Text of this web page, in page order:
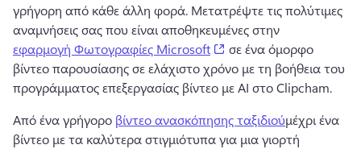
γρήγορη από κάθε άλλη φορά. Μετατρέψτε τις πολύτιμες
αναμνήσεις σας που είναι αποθηκευμένες στην
εφαρμογή Φωτογραφίες Microsoft
(opens in a new tab)
σε ένα όμορφο
βίντεο παρουσίασης σε ελάχιστο χρόνο με τη βοήθεια του
προγράμματος επεξεργασίας βίντεο με AI στο Clipcham.
Από ένα γρήγορο βίντεο ανασκόπησης ταξιδιούμέχρι ένα
βίντεο με τα καλύτερα στιγμιότυπα για μια γιορτή